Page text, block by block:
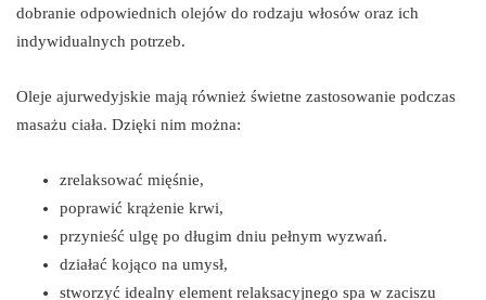
dobranie odpowiednich olejów do rodzaju włosów oraz ich
indywidualnych potrzeb.
Oleje ajurwedyjskie mają również świetne zastosowanie podczas
masażu ciała. Dzięki nim można:
zrelaksować mięśnie,
poprawić krążenie krwi,
przynieść ulgę po długim dniu pełnym wyzwań.
działać kojąco na umysł,
stworzyć idealny element relaksacyjnego spa w zaciszu